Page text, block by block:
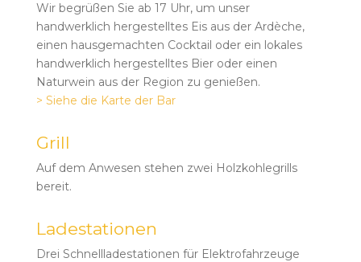
Wir begrüßen Sie ab 17 Uhr, um unser
handwerklich hergestelltes Eis aus der Ardèche,
einen hausgemachten Cocktail oder ein lokales
handwerklich hergestelltes Bier oder einen
Naturwein aus der Region zu genießen.
> Siehe die Karte der Bar
Grill
Auf dem Anwesen stehen zwei Holzkohlegrills
bereit.
Ladestationen
Drei Schnellladestationen für Elektrofahrzeuge